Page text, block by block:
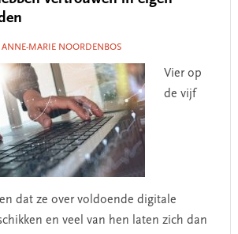
ANNE-MARIE NOORDENBOS
Vier op
de vijf
dat ze over voldoende digitale
en veel van hen laten zich dan